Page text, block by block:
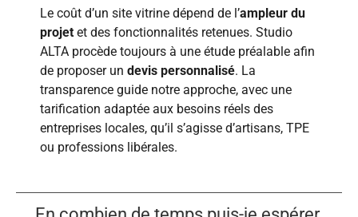
Le coût d’un site vitrine dépend de l’ampleur du
projet et des fonctionnalités retenues. Studio
ALTA procède toujours à une étude préalable afin
de proposer un devis personnalisé. La
transparence guide notre approche, avec une
tarification adaptée aux besoins réels des
entreprises locales, qu’il s’agisse d’artisans, TPE
ou professions libérales.